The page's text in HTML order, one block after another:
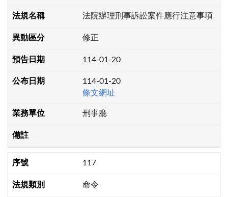
法院辦理刑事訴訟案件應行注意事項
修正
114-01-20
114-01-20
條文網址
刑事廳
117
命令